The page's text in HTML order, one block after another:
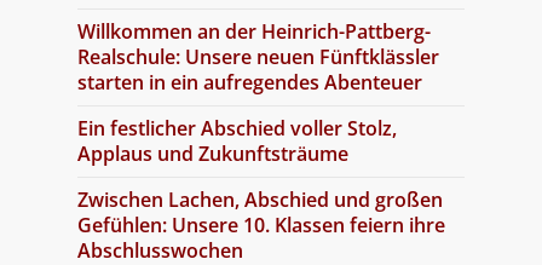
Willkommen an der Heinrich-Pattberg-
Realschule: Unsere neuen Fünftklässler
starten in ein aufregendes Abenteuer
Ein festlicher Abschied voller Stolz,
Applaus und Zukunftsträume
Zwischen Lachen, Abschied und großen
Gefühlen: Unsere 10. Klassen feiern ihre
Abschlusswochen